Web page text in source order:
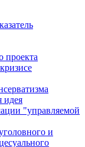
проекта
идея
"управляемой
и